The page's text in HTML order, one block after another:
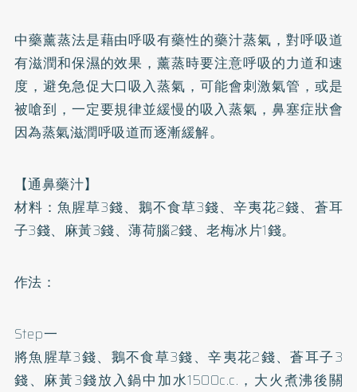
中藥薰蒸法是藉由呼吸有藥性的藥汁蒸氣，對呼吸道
有滋潤和保濕的效果，薰蒸時要注意呼吸的力道和速
度，避免急促大口吸入蒸氣，可能會刺激氣管，或是
被嗆到，一定要規律並緩慢的吸入蒸氣，鼻塞症狀會
因為蒸氣滋潤呼吸道而逐漸緩解。
【通鼻藥汁】
材料：魚腥草3錢、鵝不食草3錢、辛夷花2錢、蒼耳
子3錢、麻黃3錢、薄荷腦2錢、老梅冰片1錢。
作法：
Step一
將魚腥草3錢、鵝不食草3錢、辛夷花2錢、蒼耳子3
錢、麻黃3錢放入鍋中加水1500c.c.，大火煮沸後關